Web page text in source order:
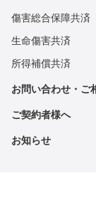
傷害総合保障共済
生命傷害共済
所得補償共済
お問い合わせ・ご
ご契約者様へ
お知らせ